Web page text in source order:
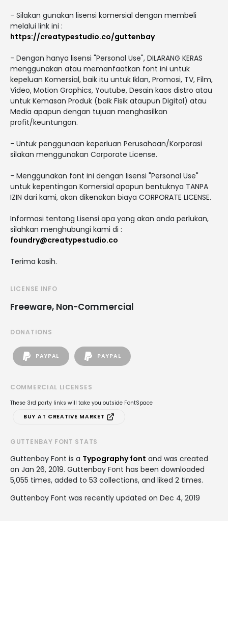
- Silakan gunakan lisensi komersial dengan membeli
melalui link ini :
https://creatypestudio.co/guttenbay
- Dengan hanya lisensi "Personal Use", DILARANG KERAS
menggunakan atau memanfaatkan font ini untuk
kepeluan Komersial, baik itu untuk Iklan, Promosi, TV, Film,
Video, Motion Graphics, Youtube, Desain kaos distro atau
untuk Kemasan Produk (baik Fisik ataupun Digital) atau
Media apapun dengan tujuan menghasilkan
profit/keuntungan.
- Untuk penggunaan keperluan Perusahaan/Korporasi
silakan menggunakan Corporate License.
- Menggunakan font ini dengan lisensi "Personal Use"
untuk kepentingan Komersial apapun bentuknya TANPA
IZIN dari kami, akan dikenakan biaya CORPORATE LICENSE.
Informasi tentang Lisensi apa yang akan anda perlukan,
silahkan menghubungi kami di :
foundry@creatypestudio.co
Terima kasih.
LICENSE INFO
Freeware, Non-Commercial
DONATIONS
PAYPAL PAYPAL
COMMERCIAL LICENSES
These 3rd party links will take you outside FontSpace
BUY AT CREATIVE MARKET
GUTTENBAY FONT STATS
Guttenbay Font is a Typography font and was created
on Jan 26, 2019. Guttenbay Font has been downloaded
5,055 times, added to 53 collections, and liked 2 times.
Guttenbay Font was recently updated on Dec 4, 2019